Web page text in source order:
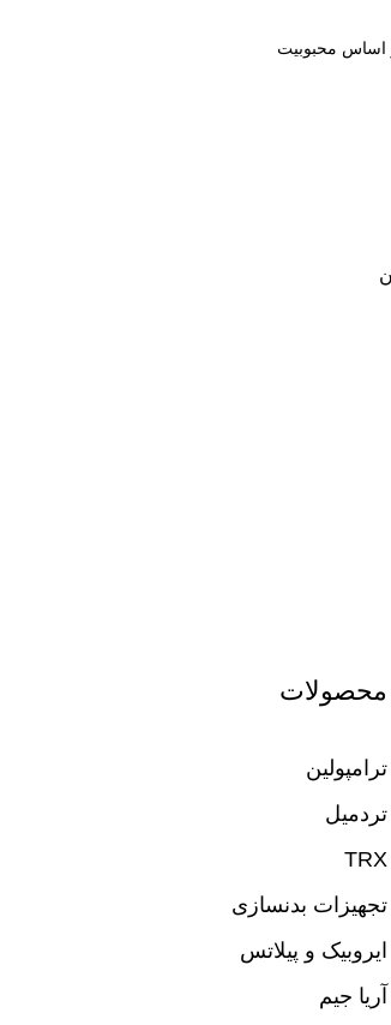
محصولات
ترامپولین
تردمیل
TRX
تجهیزات بدنسازی
ایروبیک و پیلاتس
آریا جیم